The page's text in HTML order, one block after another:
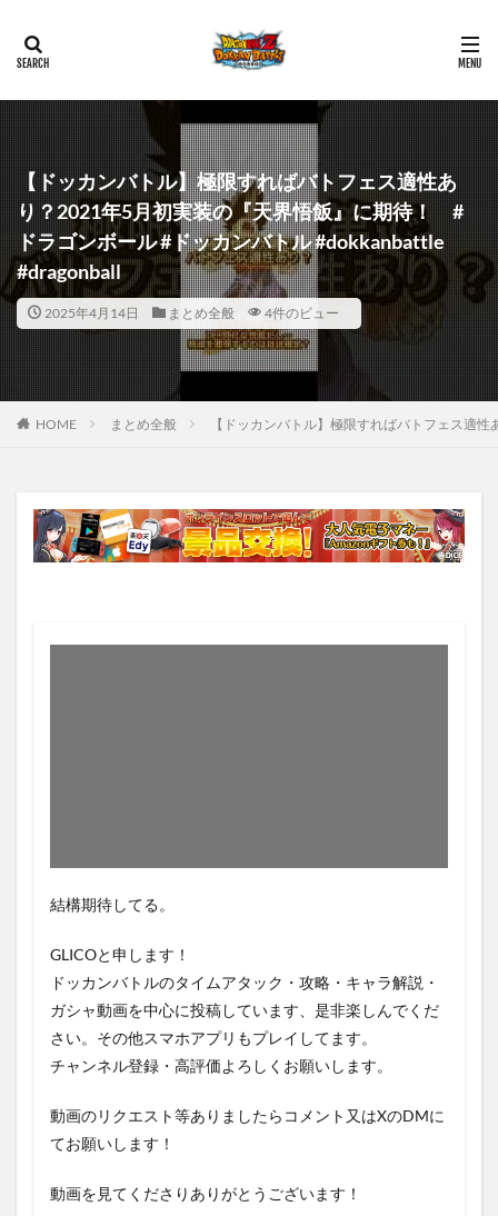
【ドッカンバトル】極限すればバトフェス適性あ
り？2021年5月初実装の『天界悟飯』に期待！ #
ドラゴンボール #ドッカンバトル #dokkanbattle
#dragonball
2025年4月14日 まとめ全般 4件のビュー
HOME まとめ全般 【ドッカンバトル】極限すればバトフェス適
結構期待してる。
GLICOと申します！
ドッカンバトルのタイムアタック・攻略・キャラ解説・
ガシャ動画を中心に投稿しています、是非楽しんでくだ
さい。その他スマホアプリもプレイしてます。
チャンネル登録・高評価よろしくお願いします。
動画のリクエスト等ありましたらコメント又はXのDMに
てお願いします！
動画を見てくださりありがとうございます！